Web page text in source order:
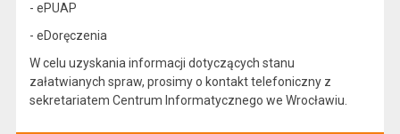
- ePUAP
- eDoręczenia
W celu uzyskania informacji dotyczących stanu
załatwianych spraw, prosimy o kontakt telefoniczny z
sekretariatem Centrum Informatycznego we Wrocławiu.